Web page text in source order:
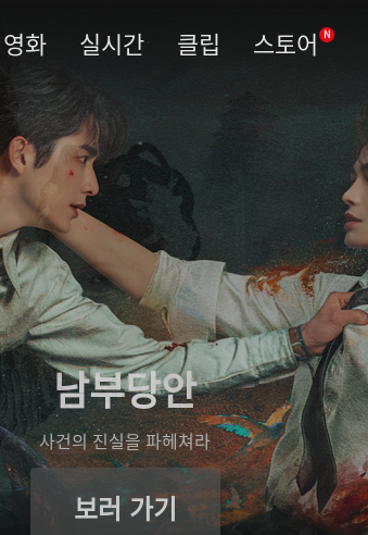
영화 실시간 클립 스토어 N
남부당안
사건의 진실을 파헤쳐라
보러 가기